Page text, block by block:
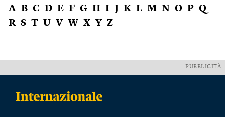
A B C D E F G H I J K L M N O P Q
R S T U V W X Y Z
PUBBLICITÀ